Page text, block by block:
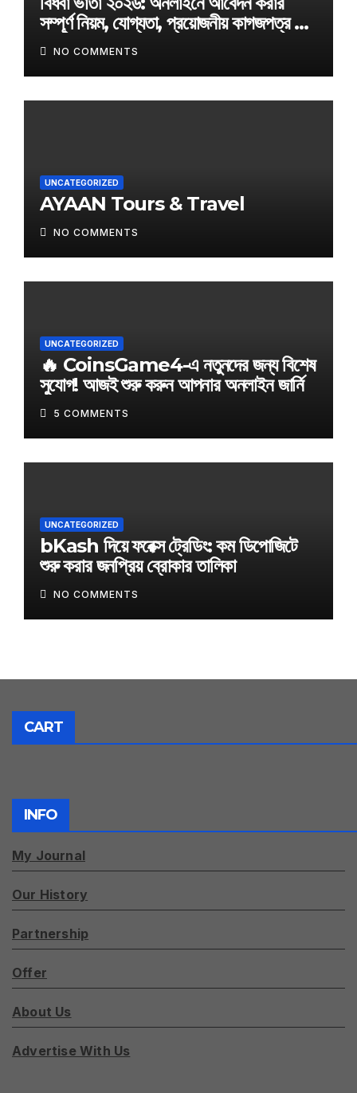
সম্পূর্ণ নিয়ম, যোগ্যতা, প্রয়োজনীয় কাগজপত্র ও
অফিসিয়াল আবেদন লিংক
NO COMMENTS
UNCATEGORIZED
AYAAN Tours & Travel
NO COMMENTS
UNCATEGORIZED
🔥 CoinsGame4-এ নতুনদের জন্য বিশেষ
সুযোগ! আজই শুরু করুন আপনার অনলাইন জার্নি
5 COMMENTS
UNCATEGORIZED
bKash দিয়ে ফরেক্স ট্রেডিং: কম ডিপোজিটে
শুরু করার জনপ্রিয় ব্রোকার তালিকা
NO COMMENTS
CART
INFO
My Journal
Our History
Partnership
Offer
About Us
Advertise With Us